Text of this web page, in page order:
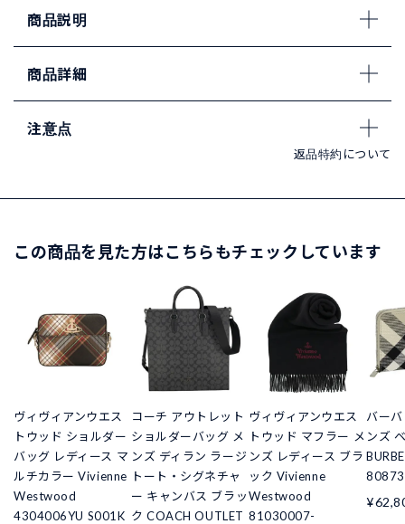
商品説明
商品詳細
注意点
返品特約について
この商品を見た方はこちらもチェックしています
ヴィヴィアンウエス
トウッド ショルダー
バッグ レディース マ
ルチカラー Vivienne
Westwood
4304006YU S001K
コーチ アウトレット
ショルダーバッグ メ
ンズ ディラン ラージ
トート・シグネチャ
ー キャンバス ブラッ
ク COACH OUTLET
ヴィヴィアンウエス
トウッド マフラー メ
ンズ レディース ブラ
ック Vivienne
Westwood
81030007-
バー
ンズ